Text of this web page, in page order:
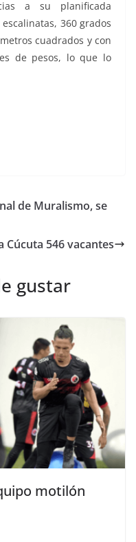
a su planificada
360 grados
cuadrados y con
de pesos, lo que lo
de Muralismo, se
546 vacantes
gustar
motilón